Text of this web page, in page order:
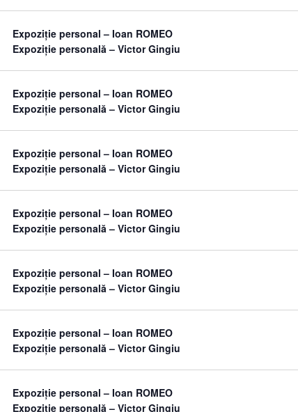
Expoziție personal – Ioan ROMEO
Expoziție personală – Victor Gingiu
Expoziție personal – Ioan ROMEO
Expoziție personală – Victor Gingiu
Expoziție personal – Ioan ROMEO
Expoziție personală – Victor Gingiu
Expoziție personal – Ioan ROMEO
Expoziție personală – Victor Gingiu
Expoziție personal – Ioan ROMEO
Expoziție personală – Victor Gingiu
Expoziție personal – Ioan ROMEO
Expoziție personală – Victor Gingiu
Expoziție personal – Ioan ROMEO
Expoziție personală – Victor Gingiu